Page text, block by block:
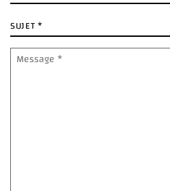
Sujet *
Message *